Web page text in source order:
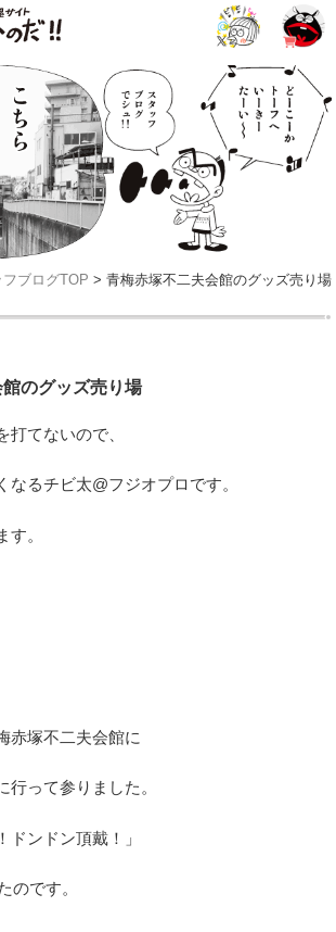
フブログTOP > 青梅赤塚不二夫会館のグッズ売り場
のグッズ売り場
打てないので、
なるチビ太@フジオプロです。
す。
赤塚不二夫会館に
行って参りました。
ドンドン頂戴！」
のです。